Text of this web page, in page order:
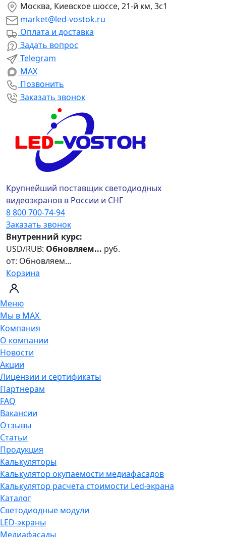
Москва, Киевское шоссе, 21-й км, 3с1
market@led-vostok.ru
Оплата и доставка
Задать вопрос
Telegram
MAX
Позвонить
Заказать звонок
Крупнейший поставщик светодиодных
видеоэкранов в России и СНГ
8 800 700-74-94
Заказать звонок
Внутренний курс:
USD/RUB: Обновляем... руб.
от: Обновляем...
Корзина
Меню
Мы в MAX
Компания
О компании
Новости
Акции
Лицензии и сертификаты
Партнерам
FAQ
Вакансии
Отзывы
Статьи
Продукция
Калькуляторы
Калькулятор окупаемости медиафасадов
Калькулятор расчета стоимости Led-экрана
Каталог
Светодиодные модули
LED-экраны
Медиафасады